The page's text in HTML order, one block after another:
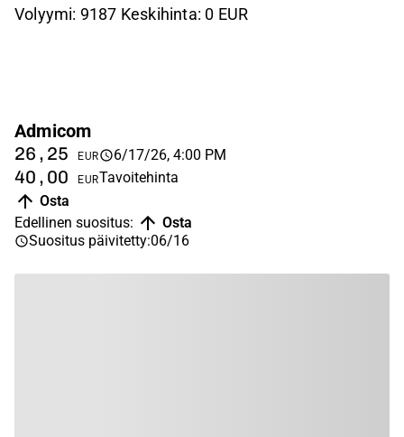
Volyymi: 9187 Keskihinta: 0 EUR
Admicom
26,25 EUR 6/17/26, 4:00 PM
40,00 EURTavoitehinta
Osta
Edellinen suositus:
Osta
Suositus päivitetty:06/16